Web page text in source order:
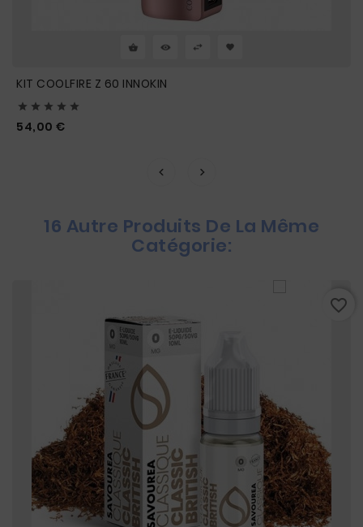
KIT COOLFIRE Z 60 INNOKIN
    
54,00 €
16 Autre Produits De La Même
Catégorie:
favorite_border